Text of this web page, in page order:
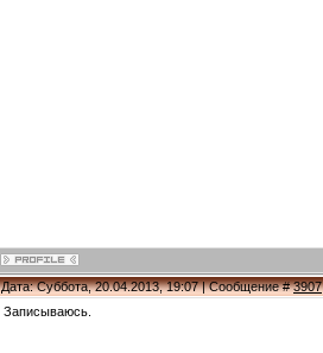
Дата: Суббота, 20.04.2013, 19:07 | Сообщение #3907
Записываюсь.